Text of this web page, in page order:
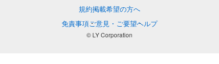
規約掲載希望の方へ
免責事項ご意見・ご要望ヘルプ
© LY Corporation